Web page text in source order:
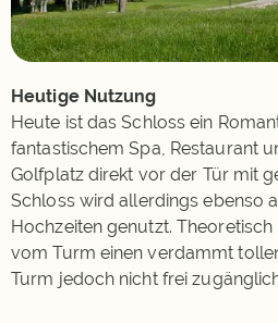
Heutige Nutzung
Heute ist das Schloss ein
fantastischem Spa, Restaurant
Golfplatz direkt vor der Tür mit
Schloss wird allerdings ebenso
Hochzeiten genutzt.
vom Turm einen verdammt
Turm jedoch nicht frei